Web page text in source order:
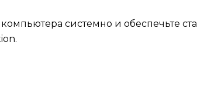
системно и обеспечьте